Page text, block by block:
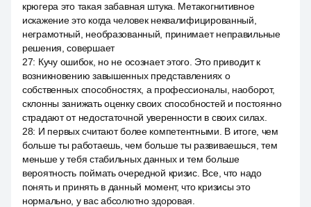
крюгера это такая забавная штука. Метакогнитивное
искажение это когда человек неквалифицированный,
неграмотный, необразованный, принимает неправильные
решения, совершает
27: Кучу ошибок, но не осознает этого. Это приводит к
возникновению завышенных представлениях о
собственных способностях, а профессионалы, наоборот,
склонны занижать оценку своих способностей и постоянно
страдают от недостаточной уверенности в своих силах.
28: И первых считают более компетентными. В итоге, чем
больше ты работаешь, чем больше ты развиваешься, тем
меньше у тебя стабильных данных и тем больше
вероятность поймать очередной кризис. Все, что надо
понять и принять в данный момент, что кризисы это
нормально, у вас абсолютно здоровая.